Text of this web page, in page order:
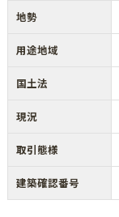
地勢
用途地域
国土法
現況
取引態様
建築確認番号